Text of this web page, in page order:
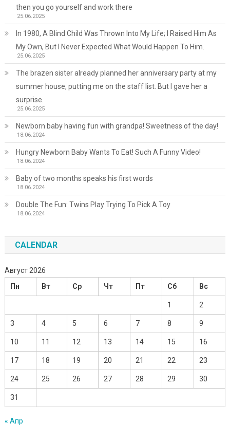
then you go yourself and work there
25.06.2025
In 1980, A Blind Child Was Thrown Into My Life; I Raised Him As
My Own, But I Never Expected What Would Happen To Him.
25.06.2025
The brazen sister already planned her anniversary party at my
summer house, putting me on the staff list. But I gave her a
surprise.
25.06.2025
Newborn baby having fun with grandpa! Sweetness of the day!
18.06.2024
Hungry Newborn Baby Wants To Eat! Such A Funny Video!
18.06.2024
Baby of two months speaks his first words
18.06.2024
Double The Fun: Twins Play Trying To Pick A Toy
18.06.2024
CALENDAR
Август 2026
Пн
Вт Ср Чт Пт Сб Вс
1 2
3 4 5 6 7 8 9
10 11 12 13 14 15 16
17 18 19 20 21 22 23
24 25 26 27 28 29 30
31
« Апр